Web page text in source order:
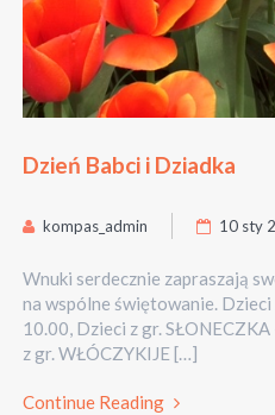
Dzień Babci i Dziadka
kompas_admin 10 sty
Wnuki serdecznie zapraszają
na wspólne świętowanie. Dzieci
10.00, Dzieci z gr.
z gr. WŁÓCZYKIJE […]
Continue Reading